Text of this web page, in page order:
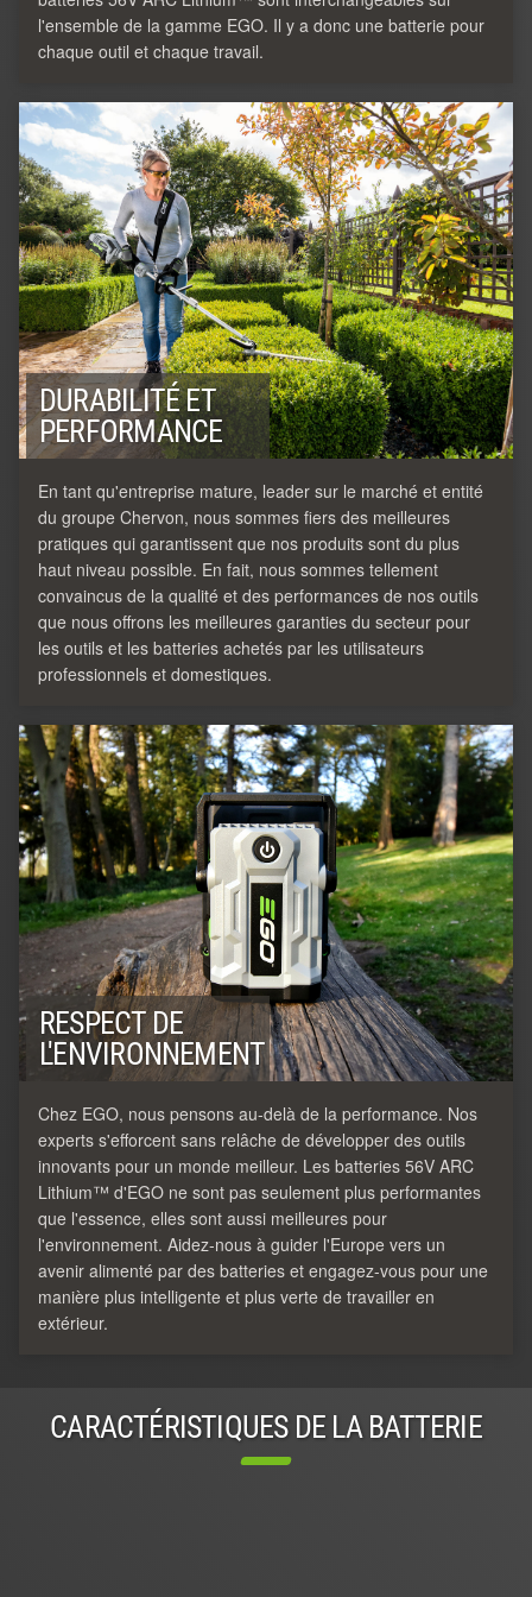
l'ensemble de la gamme EGO. Il y a donc une batterie pour
chaque outil et chaque travail.
DURABILITÉ ET
PERFORMANCE
En tant qu'entreprise mature, leader sur le marché et entité
du groupe Chervon, nous sommes fiers des meilleures
pratiques qui garantissent que nos produits sont du plus
haut niveau possible. En fait, nous sommes tellement
convaincus de la qualité et des performances de nos outils
que nous offrons les meilleures garanties du secteur pour
les outils et les batteries achetés par les utilisateurs
professionnels et domestiques.
RESPECT DE
L'ENVIRONNEMENT
Chez EGO, nous pensons au-delà de la performance. Nos
experts s'efforcent sans relâche de développer des outils
innovants pour un monde meilleur. Les batteries 56V ARC
Lithium™ d'EGO ne sont pas seulement plus performantes
que l'essence, elles sont aussi meilleures pour
l'environnement. Aidez-nous à guider l'Europe vers un
avenir alimenté par des batteries et engagez-vous pour une
manière plus intelligente et plus verte de travailler en
extérieur.
CARACTÉRISTIQUES DE LA BATTERIE